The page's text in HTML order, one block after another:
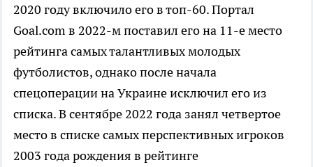
2020 году включило его в топ-60. Портал
Goal.com в 2022-м поставил его на 11-е место
рейтинга самых талантливых молодых
футболистов, однако после начала
спецоперации на Украине исключил его из
списка. В сентябре 2022 года занял четвертое
место в списке самых перспективных игроков
2003 года рождения в рейтинге